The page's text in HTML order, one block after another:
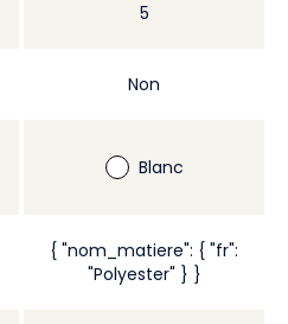
5
Non
Blanc
{ "nom_matiere": { "fr":
"Polyester" } }